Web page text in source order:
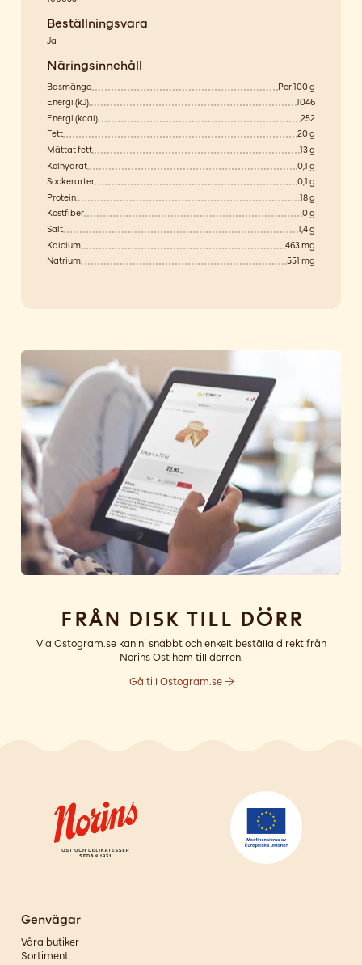
Beställningsvara
Ja
Näringsinnehåll
Basmängd
Per 100 g
Energi (kJ)
1046
Energi (kcal)
252
Fett
20 g
Mättat fett
13 g
Kolhydrat
0,1 g
Sockerarter
0,1 g
Protein
18 g
Kostfiber
0 g
Salt
1,4 g
Kalcium
463 mg
Natrium
551 mg
Från disk till dörr
Via Ostogram.se kan ni snabbt och enkelt beställa direkt från
Norins Ost hem till dörren.
Gå till Ostogram.se
Genvägar
Våra butiker
Sortiment